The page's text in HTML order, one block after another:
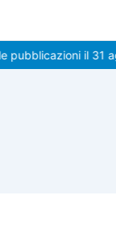
il 31 agosto.